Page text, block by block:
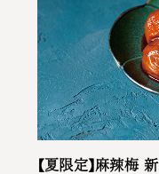
【夏限定】麻辣梅